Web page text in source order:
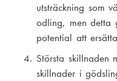
utsträckning som
odling, men detta
potential att
Största skillnaden
skillnader i